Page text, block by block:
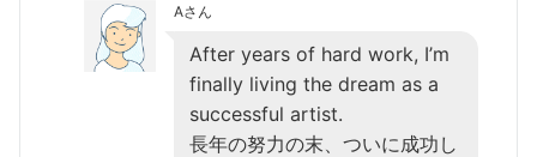
Aさん
After years of hard work, I’m
finally living the dream as a
successful artist.
長年の努力の末、ついに成功し